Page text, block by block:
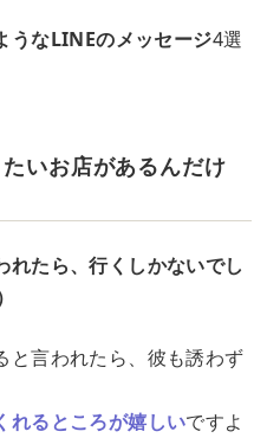
うなLINEのメッセージ4選
いお店があるんだけ
れたら、行くしかないでし
と言われたら、彼も誘わず
れるところが嬉しいですよ